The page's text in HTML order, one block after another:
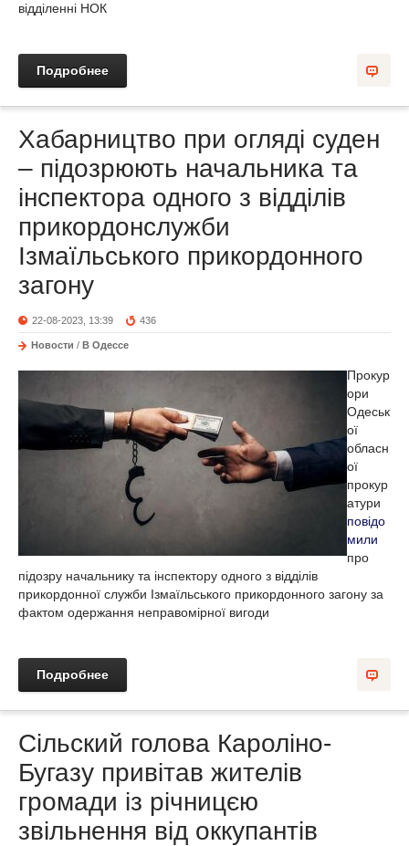
відділенні НОК
Подробнее
Хабарництво при огляді суден
– підозрюють начальника та
інспектора одного з відділів
прикордонслужби
Ізмаїльського прикордонного
загону
22-08-2023, 13:39 436
Новости / В Одессе
Прокур
ори
Одеськ
ої
обласн
ої
прокур
атури
повідо
мили
про
підозру начальнику та інспектору одного з відділів
прикордонної служби Ізмаїльського прикордонного загону за
фактом одержання неправомірної вигоди
Подробнее
Сільский голова Кароліно-
Бугазу привітав жителів
громади із річницєю
звільнення від оккупантів